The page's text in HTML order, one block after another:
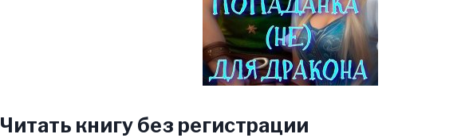
Читать книгу без регистрации